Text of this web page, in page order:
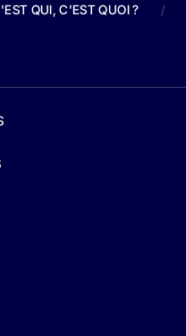
QUI, C'EST QUOI ? /